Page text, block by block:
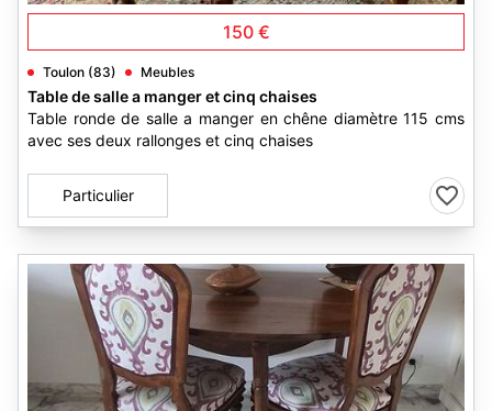
150 €
Toulon (83) Meubles
Table de salle a manger et cinq chaises
Table ronde de salle a manger en chêne diamètre 115 cms
avec ses deux rallonges et cinq chaises
Particulier